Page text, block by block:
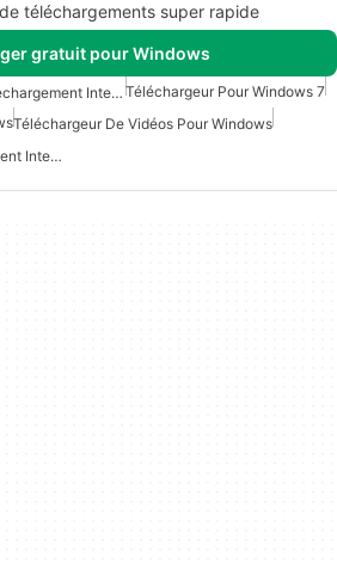
téléchargements super rapide
gratuit pour Windows
Gestionnaire De Téléchargement Internet Pour Windows Téléchargeur Pour Windows 7
Téléchargeur De Vidéos Pour Windows
Gestionnaire De Téléchargement Internet